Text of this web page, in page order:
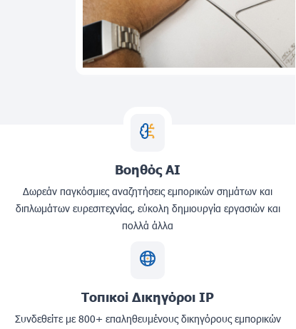
Βοηθός AI
Δωρεάν παγκόσμιες αναζητήσεις εμπορικών σημάτων και
διπλωμάτων ευρεσιτεχνίας, εύκολη δημιουργία εργασιών και
πολλά άλλα
Τοπικοί Δικηγόροι IP
Συνδεθείτε με 800+ επαληθευμένους δικηγόρους εμπορικών